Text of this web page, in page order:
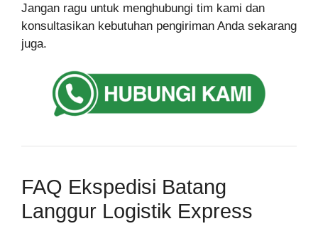
Jangan ragu untuk menghubungi tim kami dan
konsultasikan kebutuhan pengiriman Anda sekarang
juga.
FAQ Ekspedisi Batang
Langgur Logistik Express